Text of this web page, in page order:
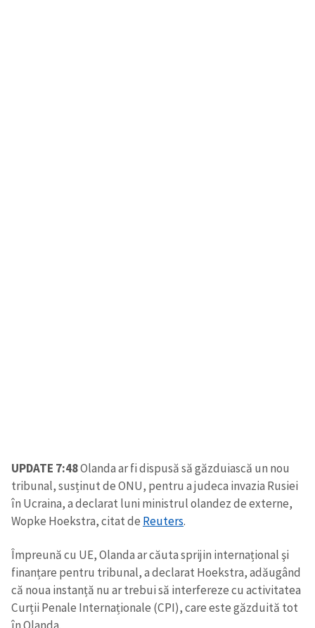
UPDATE 7:48Olanda ar fi dispusă să găzduiască un nou
tribunal, susținut de ONU, pentru a judeca invazia Rusiei
în Ucraina, a declarat luni ministrul olandez de externe,
Wopke Hoekstra, citat de Reuters.
Împreună cu UE, Olanda ar căuta sprijin internațional şi
finanțare pentru tribunal, a declarat Hoekstra, adăugând
că noua instanță nu ar trebui să interfereze cu activitatea
Curții Penale Internaționale (CPI), care este găzduită tot